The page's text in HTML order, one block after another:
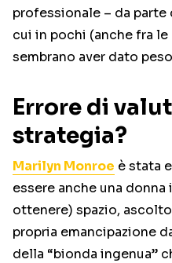
professionale – da
cui in pochi (anche fra
sembrano aver dato
Errore di
strategia?
Marilyn Monroe è stata
essere anche una
ottenere) spazio,
propria emancipazione
della “bionda ingenua”